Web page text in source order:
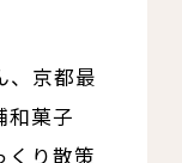
、京都最
和菓子
くり散策